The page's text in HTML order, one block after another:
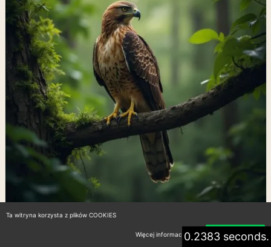
0.2383 seconds.
Ta witryna korzysta z plików COOKIES
Więcej informacji Akceptuję